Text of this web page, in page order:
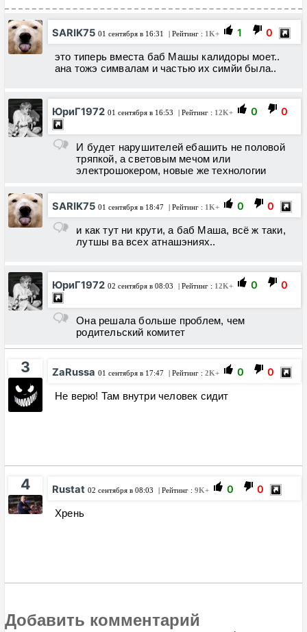
SARIK75 01 сентября в 16:31 | Рейтинг : 1K+ 1 0
это типерь вместа баб Машы калидоры моет..
ана тожэ симвалам и частью их симйи была..
ЮриГ1972 01 сентября в 16:53 | Рейтинг : 12K+ 0 0
И будет нарушителей ебашить не половой
тряпкой, а световым мечом или
электрошокером, новые же технологии
SARIK75 01 сентября в 18:47 | Рейтинг : 1K+ 0 0
и как тут ни крути, а баб Маша, всё ж таки,
лутшы ва всех атнашэниях..
ЮриГ1972 02 сентября в 08:03 | Рейтинг : 12K+ 0 0
Она решала больше проблем, чем
родительский комитет
3 ZaRussa 01 сентября в 17:47 | Рейтинг : 2K+ 0 0
Не верю! Там внутри человек сидит
4 Rustat 02 сентября в 08:03 | Рейтинг : 9K+ 0 0
Хрень
Добавить комментарий